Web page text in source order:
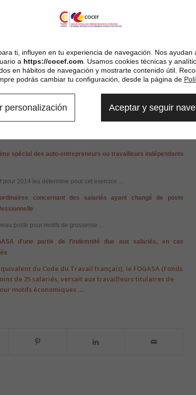
Valeur Ajoutée, n’étaient pas prises en compte pour le calcul du
réalisées par leurs établissements permanents situés hors
étaient assujettis, mais seulement dans le cas où les coûts
établissements permanents situés dans le territoire d’application
général
128, a établi les assiettes et les taux des cotisations sociales du
2014. …
spécial des auto-entrepreneurs ou travailleurs indépendants
pour 2014 les détermine pour cet exercice …
concernant des salariés ayant changé de poste
poste pour motifs de grossesse …
d’une partie de l’indemnité due aux salariés, en cas
du Code du Travail français), le FOGASA (Fonds
de 25 salariés, versait aux travailleurs titulaires de
motifs économiques ….
ti, influyen en tu experiencia de navegación. Nos ayudan
a https://cocef.com. Usamos cookies técnicas y
en hábitos de navegación y mostrarte contenido útil.
podrás cambiar tu configuración, desde la página de
personalización Aceptar y seguir